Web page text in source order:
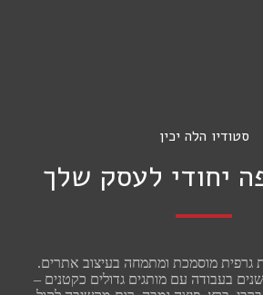
סטודיו הלה יכין
יחודי לעסק שלך
גרפית מוסמכת ומתמחה בעיצוב אתרים.
בעבודה עם מותגים גדולים כקטנים –